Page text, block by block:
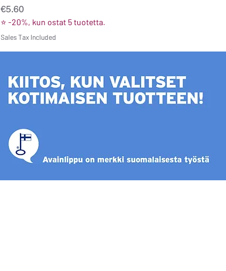
Price
€5.60
⭐ -20%, kun ostat 5 tuotetta.
Sales Tax Included